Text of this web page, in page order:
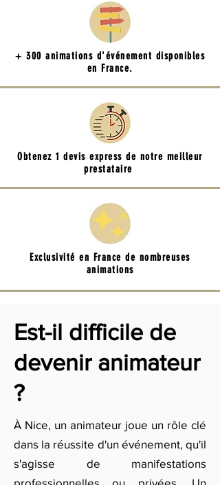
+ 300 animations d'événement disponibles
en France.
Obtenez 1 devis express de notre meilleur
prestataire
Exclusivité en France de nombreuses
animations
Est-il difficile de
devenir animateur
?
À Nice, un animateur joue un rôle clé
dans la réussite d'un événement, qu'il
s'agisse de manifestations